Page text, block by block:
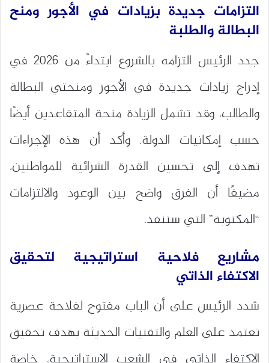
التزامات جديدة بزيادات في الأجور ومنح
البطالة والطلبة
جدد الرئيس التزامه بالشروع ابتداءً من 2026 في
إدراج زيادات جديدة في الأجور ومنحتي البطالة
والطالب، وقد تشمل الزيادة منحة المتقاعدين أيضًا
حسب إمكانيات الدولة. وأكد أن هذه الإجراءات
تهدف إلى تحسين القدرة الشرائية للمواطنين،
مضيفًا أن الفرق واضح بين الوعود والالتزامات
“المكتوبة” التي ستنفذ.
مشاريع فلاحية استراتيجية لتحقيق
الاكتفاء الذاتي
شدد الرئيس على أن الباب مفتوح لفلاحة عصرية
تعتمد على العلم والتقنيات الحديثة بهدف تحقيق